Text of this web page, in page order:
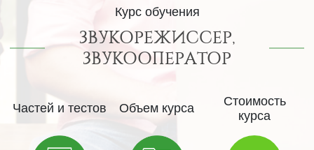
Курс обучения
ЗВУКОРЕЖИССЕР,
ЗВУКООПЕРАТОР
Частей и тестов Объем курса
Стоимость
курса